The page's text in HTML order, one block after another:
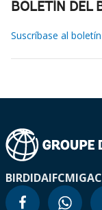
BOLETÍN DEL
Suscríbase al
BIRDIDAIFCMIGA